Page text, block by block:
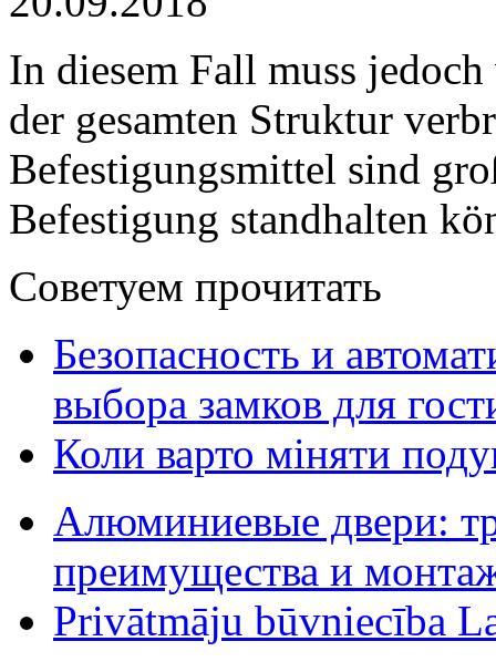
In diesem Fall muss
der gesamten Struktur
Befestigungsmittel sind
Befestigung standhalten
Советуем прочитать
Безопасность и
выбора замков для
Коли варто міняти
Алюминиевые двери:
преимущества и
Privātmāju būvniecība